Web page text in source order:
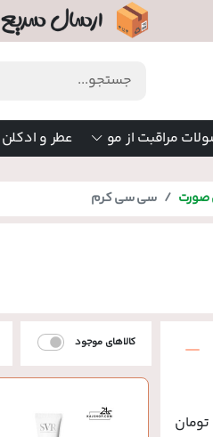
مراقبت از مو عطر و ادکلن
صورت سی سی کرم
تومان
کالاهای موجود